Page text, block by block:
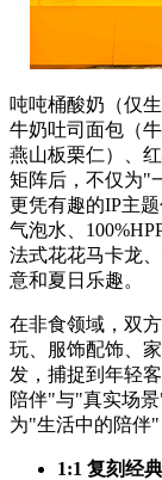
吨吨桶酸奶（仅
牛奶吐司面包（
燕山板栗仁）、
矩阵后，不仅为"
更凭有趣的IP主
气泡水、
法式花花马卡龙
意和夏日乐趣。
在非食领域，双
玩、服饰配饰、
发，捕捉到年轻
陪伴"与"真实场
为"生活中的陪伴"
1:1 复刻经